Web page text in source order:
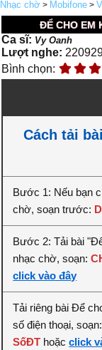
Nhạc chờ > Mobifone >
ĐỂ CHO EM
Ca sĩ: Vy Oanh
Lượt nghe:
Bình chọn:
Cách tải
Bước 1: Nếu bạn
chờ, soạn trước:
Bước 2: Tải bài
nhạc chờ, soạn:
click vào đây
Tải riêng bài Để
số điện thoại,
SốĐT hoặcclick